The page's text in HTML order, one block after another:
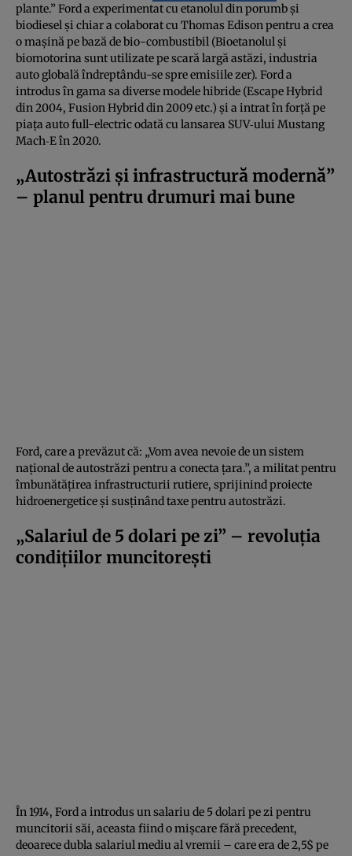
plante.” Ford a experimentat cu etanolul din porumb și
biodiesel și chiar a colaborat cu Thomas Edison pentru a crea
o mașină pe bază de bio-combustibil (Bioetanolul și
biomotorina sunt utilizate pe scară largă astăzi, industria
auto globală îndreptându-se spre emisiile zer). Ford a
introdus în gama sa diverse modele hibride (Escape Hybrid
din 2004, Fusion Hybrid din 2009 etc.) și a intrat în forță pe
piața auto full-electric odată cu lansarea SUV‑ului Mustang
Mach‑E în 2020.
„Autostrăzi și infrastructură modernă”
– planul pentru drumuri mai bune
Ford, care a prevăzut că: „Vom avea nevoie de un sistem
național de autostrăzi pentru a conecta țara.”, a militat pentru
îmbunătățirea infrastructurii rutiere, sprijinind proiecte
hidroenergetice și susținând taxe pentru autostrăzi.
„Salariul de 5 dolari pe zi” – revoluția
condițiilor muncitorești
În 1914, Ford a introdus un salariu de 5 dolari pe zi pentru
muncitorii săi, aceasta fiind o mișcare fără precedent,
deoarece dubla salariul mediu al vremii – care era de 2,5$ pe